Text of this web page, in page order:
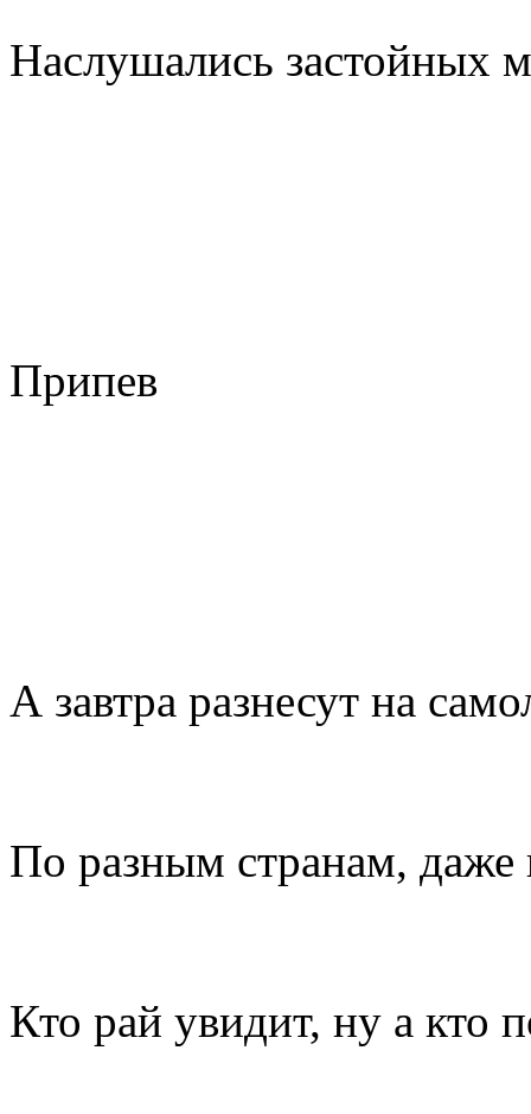
Наслушались застойных
Припев
А завтра разнесут на
По разным странам, даже
Кто рай увидит, ну а кто